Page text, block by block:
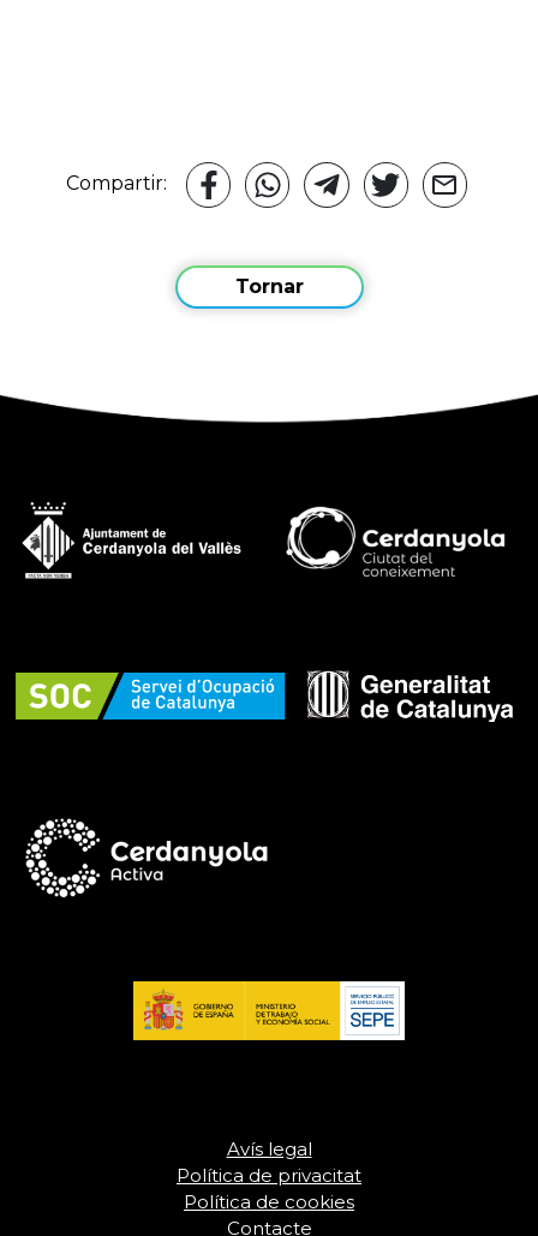
Compartir:
Tornar
Avís legal
Política de privacitat
Política de cookies
Contacte